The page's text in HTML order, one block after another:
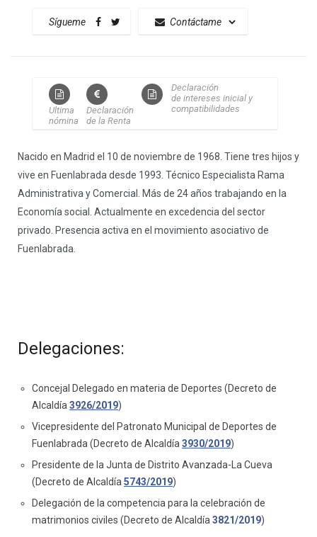
Sígueme
Ultima
nómina
Declaración
de la Renta
Declaración
de intereses inicial y
compatibilidades
Nacido en Madrid el 10 de noviembre de 1968. Tiene tres hijos y
vive en Fuenlabrada desde 1993. Técnico Especialista Rama
Administrativa y Comercial. Más de 24 años trabajando en la
Economía social. Actualmente en excedencia del sector
privado. Presencia activa en el movimiento asociativo de
Fuenlabrada.
Delegaciones:
Concejal Delegado en materia de Deportes (Decreto de
Alcaldía 3926/2019)
Vicepresidente del Patronato Municipal de Deportes de
Fuenlabrada (Decreto de Alcaldía 3930/2019)
Presidente de la Junta de Distrito Avanzada-La Cueva
(Decreto de Alcaldía 5743/2019)
Delegación de la competencia para la celebración de
matrimonios civiles (Decreto de Alcaldía 3821/2019)